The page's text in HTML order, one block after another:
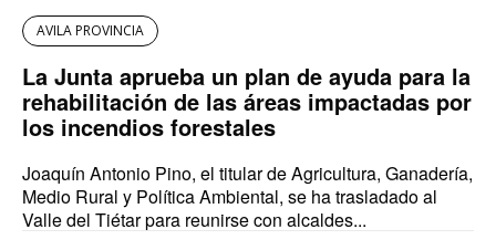
AVILA PROVINCIA
La Junta aprueba un plan de ayuda para la
rehabilitación de las áreas impactadas por
los incendios forestales
Joaquín Antonio Pino, el titular de Agricultura, Ganadería,
Medio Rural y Política Ambiental, se ha trasladado al
Valle del Tiétar para reunirse con alcaldes...